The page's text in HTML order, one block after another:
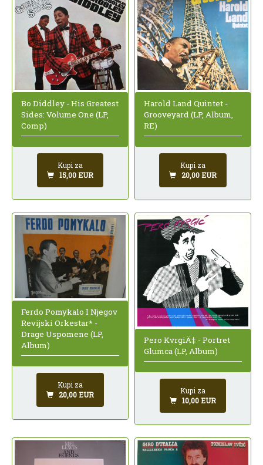
Bo Diddley - His Greatest
Sides: Volume One (LP,
Comp)
Kupi za
15,00 EUR
Harold Land Quintet -
Grooveyard (LP, Album,
RE)
Kupi za
20,00 EUR
Ferdo Pomykalo I Njegov
Revijski Orkestar* -
Drage Uspomene (LP,
Album)
Kupi za
20,00 EUR
Pero KvrgiÄ‡ - Portret
Glumca (LP, Album)
Kupi za
10,00 EUR